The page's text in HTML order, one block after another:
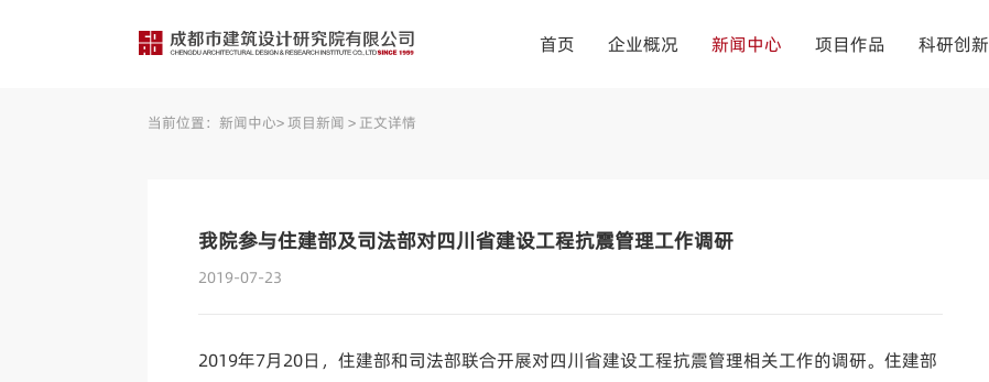
首页 企业概况 新闻中心 项目作品 科研创新
当前位置： 新闻中心>项目新闻 > 正文详情
我院参与住建部及司法部对四川省建设工程抗震管理工作调研
2019-07-23
2019年7月20日，住建部和司法部联合开展对四川省建设工程抗震管理相关工作的调研。 住建部